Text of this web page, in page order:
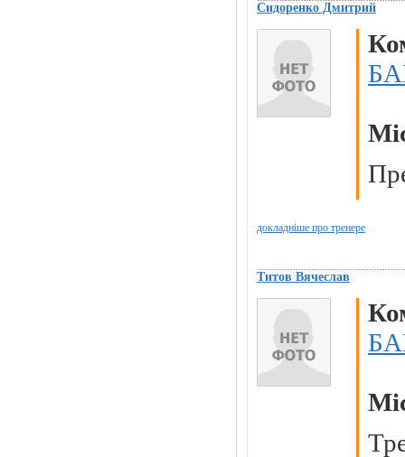
Сидоренко Дмитрий
докладніше про тренере
Титов Вячеслав